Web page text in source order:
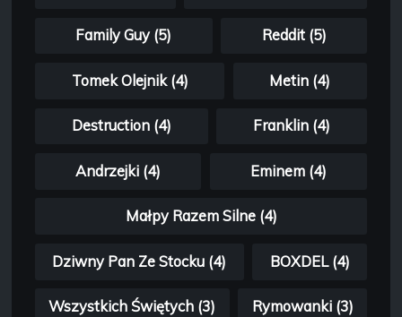
Family Guy (5) Reddit (5)
Tomek Olejnik (4) Metin (4)
Destruction (4) Franklin (4)
Andrzejki (4) Eminem (4)
Małpy Razem Silne (4)
Dziwny Pan Ze Stocku (4) BOXDEL (4)
Wszystkich Świętych (3) Rymowanki (3)